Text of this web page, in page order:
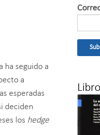
ha seguido a
a
esperadas
deciden
los hedge